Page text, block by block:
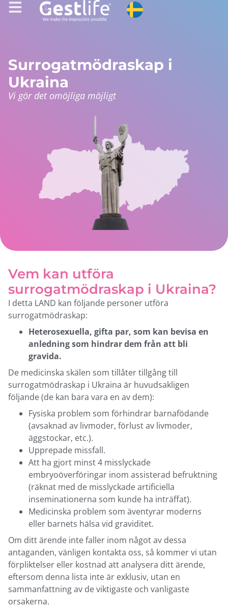
Surrogatmödraskap i
Ukraina
Vi gör det omöjliga möjligt
Vem kan utföra
surrogatmödraskap i Ukraina?
I detta LAND kan följande personer utföra
surrogatmödraskap:
Heterosexuella, gifta par, som kan bevisa en
anledning som hindrar dem från att bli
gravida.
De medicinska skälen som tillåter tillgång till
surrogatmödraskap i Ukraina är huvudsakligen
följande (de kan bara vara en av dem):
Fysiska problem som förhindrar barnafödande
(avsaknad av livmoder, förlust av livmoder,
äggstockar, etc.).
Upprepade missfall.
Att ha gjort minst 4 misslyckade
embryoöverföringar inom assisterad befruktning
(räknat med de misslyckade artificiella
inseminationerna som kunde ha inträffat).
Medicinska problem som äventyrar moderns
eller barnets hälsa vid graviditet.
Om ditt ärende inte faller inom något av dessa
antaganden, vänligen kontakta oss, så kommer vi utan
förpliktelser eller kostnad att analysera ditt ärende,
eftersom denna lista inte är exklusiv, utan en
sammanfattning av de viktigaste och vanligaste
orsakerna.